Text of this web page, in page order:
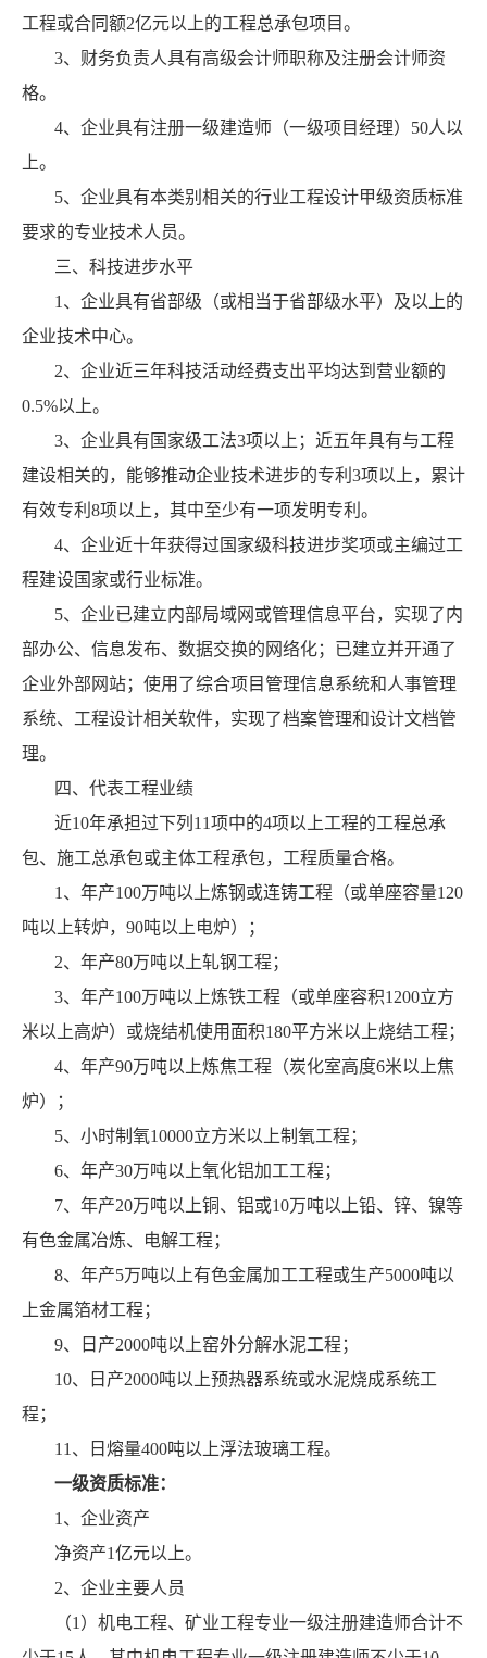
工程或合同额2亿元以上的工程总承包项目。
3、财务负责人具有高级会计师职称及注册会计师资
格。
4、企业具有注册一级建造师（一级项目经理）50人以
上。
5、企业具有本类别相关的行业工程设计甲级资质标准
要求的专业技术人员。
三、科技进步水平
1、企业具有省部级（或相当于省部级水平）及以上的
企业技术中心。
2、企业近三年科技活动经费支出平均达到营业额的
0.5%以上。
3、企业具有国家级工法3项以上；近五年具有与工程
建设相关的，能够推动企业技术进步的专利3项以上，累计
有效专利8项以上，其中至少有一项发明专利。
4、企业近十年获得过国家级科技进步奖项或主编过工
程建设国家或行业标准。
5、企业已建立内部局域网或管理信息平台，实现了内
部办公、信息发布、数据交换的网络化；已建立并开通了
企业外部网站；使用了综合项目管理信息系统和人事管理
系统、工程设计相关软件，实现了档案管理和设计文档管
理。
四、代表工程业绩
近10年承担过下列11项中的4项以上工程的工程总承
包、施工总承包或主体工程承包，工程质量合格。
1、年产100万吨以上炼钢或连铸工程（或单座容量120
吨以上转炉，90吨以上电炉）；
2、年产80万吨以上轧钢工程；
3、年产100万吨以上炼铁工程（或单座容积1200立方
米以上高炉）或烧结机使用面积180平方米以上烧结工程；
4、年产90万吨以上炼焦工程（炭化室高度6米以上焦
炉）；
5、小时制氧10000立方米以上制氧工程；
6、年产30万吨以上氧化铝加工工程；
7、年产20万吨以上铜、铝或10万吨以上铅、锌、镍等
有色金属冶炼、电解工程；
8、年产5万吨以上有色金属加工工程或生产5000吨以
上金属箔材工程；
9、日产2000吨以上窑外分解水泥工程；
10、日产2000吨以上预热器系统或水泥烧成系统工
程；
11、日熔量400吨以上浮法玻璃工程。
一级资质标准：
1、企业资产
净资产1亿元以上。
2、企业主要人员
（1）机电工程、矿业工程专业一级注册建造师合计不